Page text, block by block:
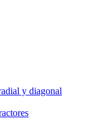
y diagonal